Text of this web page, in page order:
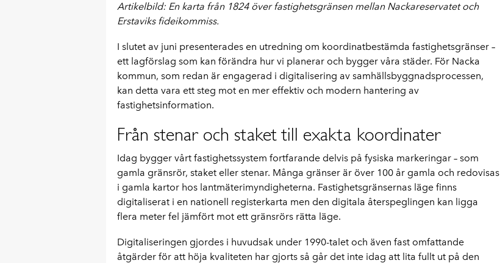
Artikelbild: En karta från 1824 över fastighetsgränsen mellan Nackareservatet och
Erstaviks fideikommiss.
I slutet av juni presenterades en utredning om koordinatbestämda fastighetsgränser –
ett lagförslag som kan förändra hur vi planerar och bygger våra städer. För Nacka
kommun, som redan är engagerad i digitalisering av samhällsbyggnadsprocessen,
kan detta vara ett steg mot en mer effektiv och modern hantering av
fastighetsinformation.
Från stenar och staket till exakta koordinater
Idag bygger vårt fastighetssystem fortfarande delvis på fysiska markeringar – som
gamla gränsrör, staket eller stenar. Många gränser är över 100 år gamla och redovisas
i gamla kartor hos lantmäterimyndigheterna. Fastighetsgränsernas läge finns
digitaliserat i en nationell registerkarta men den digitala återspeglingen kan ligga
flera meter fel jämfört mot ett gränsrörs rätta läge.
Digitaliseringen gjordes i huvudsak under 1990-talet och även fast omfattande
åtgärder för att höja kvaliteten har gjorts så går det inte idag att lita fullt ut på den